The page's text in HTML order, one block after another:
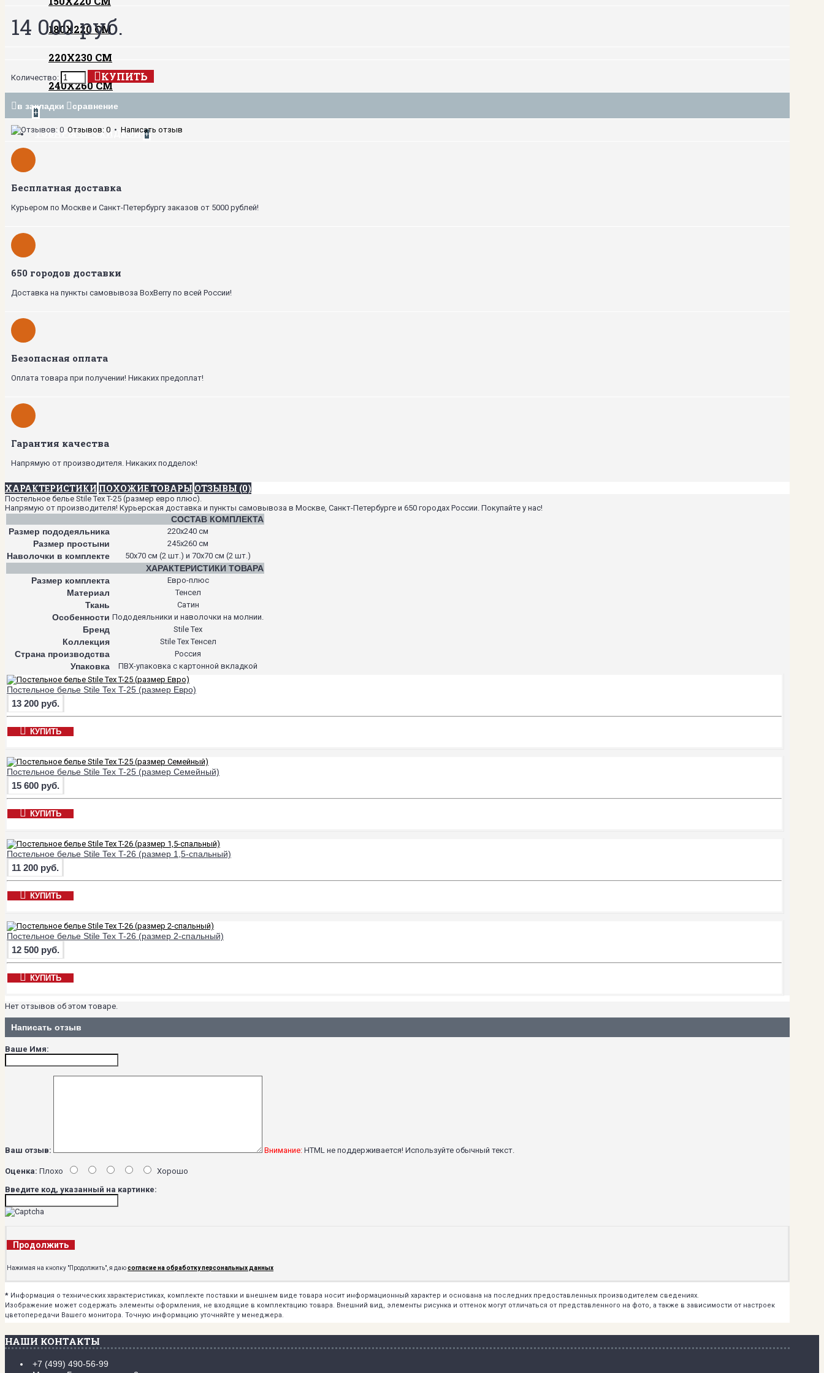
180Х220 СМ
220Х230 СМ
240Х260 СМ
+
ТОВАРЫ СО СКИДКОЙ +
14 000 руб.
Количество: КУПИТЬ
в закладки сравнение
Отзывов: 0 • Написать отзыв
Бесплатная доставка
Курьером по Москве и Санкт-Петербургу заказов от 5000 рублей!
650 городов доставки
Доставка на пункты самовывоза BoxBerry по всей России!
Безопасная оплата
Оплата товара при получении! Никаких предоплат!
Гарантия качества
Напрямую от производителя. Никаких подделок!
ХАРАКТЕРИСТИКИ ПОХОЖИЕ ТОВАРЫ ОТЗЫВЫ (0)
Постельное белье Stile Tex T-25 (размер евро плюс).
Напрямую от производителя! Курьерская доставка и пункты самовывоза в Москве, Санкт-Петербурге и 650 городах России. Покупайте у нас!
СОСТАВ КОМПЛЕКТА
Размер пододеяльника
220х240 см
Размер простыни 245х260 см
Наволочки в комплекте 50х70 см (2 шт.) и 70х70 см (2 шт.)
ХАРАКТЕРИСТИКИ ТОВАРА
Размер комплекта
Евро-плюс
Материал Тенсел
Ткань Сатин
Особенности Пододеяльники и наволочки на молнии.
Бренд Stile Tex
Коллекция Stile Tex Тенсел
Страна производства Россия
Упаковка ПВХ-упаковка с картонной вкладкой
Постельное белье Stile Tex T-25 (размер Евро)
13 200 руб.
КУПИТЬ
Постельное белье Stile Tex T-25 (размер Семейный)
15 600 руб.
КУПИТЬ
Постельное белье Stile Tex T-26 (размер 1,5-спальный)
11 200 руб.
КУПИТЬ
Постельное белье Stile Tex T-26 (размер 2-спальный)
12 500 руб.
КУПИТЬ
Нет отзывов об этом товаре.
Написать отзыв
Ваше Имя:
Ваш отзыв: Внимание: HTML не поддерживается! Используйте обычный текст.
Оценка: Плохо
Хорошо
Введите код, указанный на картинке:
Продолжить
Нажимая на кнопку "Продолжить", я даюсогласие на обработку персональных данных
* Информация о технических характеристиках, комплекте поставки и внешнем виде товара носит информационный характер и основана на последних предоставленных производителем сведениях.
Изображение может содержать элементы оформления, не входящие в комплектацию товара. Внешний вид, элементы рисунка и оттенок могут отличаться от представленного на фото, а также в зависимости от настроек
цветопередачи Вашего монитора. Точную информацию уточняйте у менеджера.
НАШИ КОНТАКТЫ
+7 (499) 490-56-99